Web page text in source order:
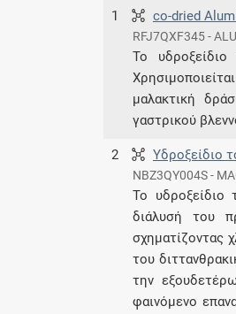
1 co-dried
RFJ7QXF345 -
Το
μαλακτική
γαστρικού
2 Υδροξείδιο
NBZ3QY004S -
Το υδροξείδιο
διάλυσή του
σχηματίζοντας
του
την
φαινόμενο